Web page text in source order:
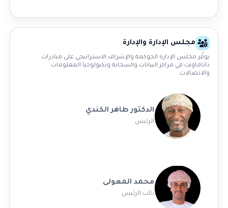
مجلس الإدارة والإدارة
يوفّر مجلس الإدارة الحوكمة والإشراف الاستراتيجي على مبادرات
داتاماونت في مراكز البيانات والسحابة وتكنولوجيا المعلومات
والاتصالات.
الدكتور طاهر الكندي
الرئيس
محمد المعولى
نائب الرئيس